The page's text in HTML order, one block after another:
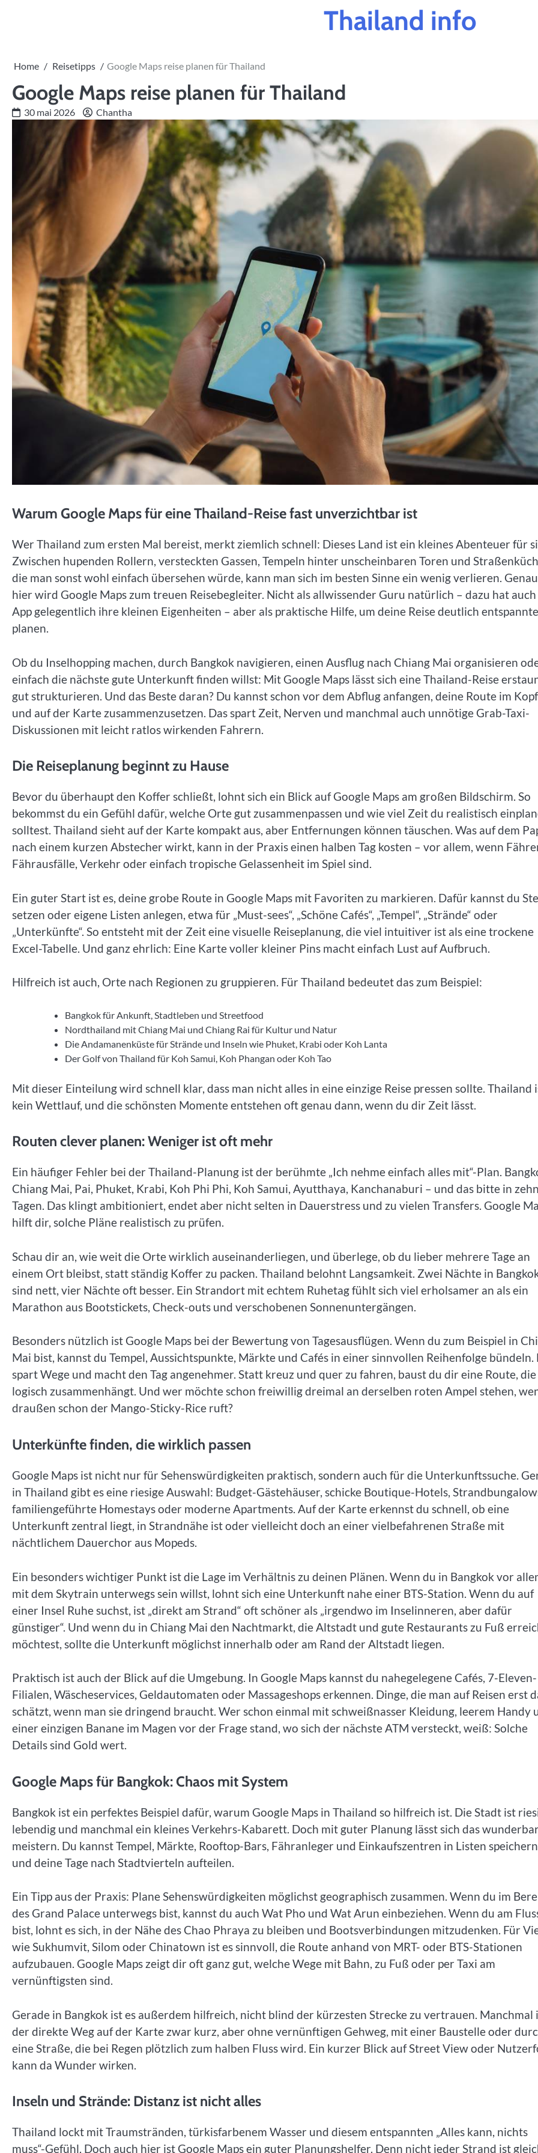
Thailand info
Home Reisetipps Google Maps reise planen für Thailand
Google Maps reise planen für Thailand
30 mai 2026 Chantha
Warum Google Maps für eine Thailand-Reise fast unverzichtbar ist
Wer Thailand zum ersten Mal bereist, merkt ziemlich schnell: Dieses Land ist ein kleines Abenteuer für
Zwischen hupenden Rollern, versteckten Gassen, Tempeln hinter unscheinbaren Toren und
die man sonst wohl einfach übersehen würde, kann man sich im besten Sinne ein wenig verlieren. Genau
hier wird Google Maps zum treuen Reisebegleiter. Nicht als allwissender Guru natürlich – dazu hat
App gelegentlich ihre kleinen Eigenheiten – aber als praktische Hilfe, um deine Reise deutlich
planen.
Ob du Inselhopping machen, durch Bangkok navigieren, einen Ausflug nach Chiang Mai organisieren
einfach die nächste gute Unterkunft finden willst: Mit Google Maps lässt sich eine Thailand-Reise
gut strukturieren. Und das Beste daran? Du kannst schon vor dem Abflug anfangen, deine Route im Kopf
und auf der Karte zusammenzusetzen. Das spart Zeit, Nerven und manchmal auch unnötige Grab-Taxi-
Diskussionen mit leicht ratlos wirkenden Fahrern.
Die Reiseplanung beginnt zu Hause
Bevor du überhaupt den Koffer schließt, lohnt sich ein Blick auf Google Maps am großen Bildschirm. So
bekommst du ein Gefühl dafür, welche Orte gut zusammenpassen und wie viel Zeit du realistisch
solltest. Thailand sieht auf der Karte kompakt aus, aber Entfernungen können täuschen. Was auf dem
nach einem kurzen Abstecher wirkt, kann in der Praxis einen halben Tag kosten – vor allem, wenn
Fährausfälle, Verkehr oder einfach tropische Gelassenheit im Spiel sind.
Ein guter Start ist es, deine grobe Route in Google Maps mit Favoriten zu markieren. Dafür kannst du
setzen oder eigene Listen anlegen, etwa für „Must-sees“, „Schöne Cafés“, „Tempel“, „Strände“ oder
„Unterkünfte“. So entsteht mit der Zeit eine visuelle Reiseplanung, die viel intuitiver ist als eine trockene
Excel-Tabelle. Und ganz ehrlich: Eine Karte voller kleiner Pins macht einfach Lust auf Aufbruch.
Hilfreich ist auch, Orte nach Regionen zu gruppieren. Für Thailand bedeutet das zum Beispiel:
Bangkok für Ankunft, Stadtleben und Streetfood
Nordthailand mit Chiang Mai und Chiang Rai für Kultur und Natur
Die Andamanenküste für Strände und Inseln wie Phuket, Krabi oder Koh Lanta
Der Golf von Thailand für Koh Samui, Koh Phangan oder Koh Tao
Mit dieser Einteilung wird schnell klar, dass man nicht alles in eine einzige Reise pressen sollte. Thailand
kein Wettlauf, und die schönsten Momente entstehen oft genau dann, wenn du dir Zeit lässt.
Routen clever planen: Weniger ist oft mehr
Ein häufiger Fehler bei der Thailand-Planung ist der berühmte „Ich nehme einfach alles mit“-Plan.
Chiang Mai, Pai, Phuket, Krabi, Koh Phi Phi, Koh Samui, Ayutthaya, Kanchanaburi – und das bitte in zehn
Tagen. Das klingt ambitioniert, endet aber nicht selten in Dauerstress und zu vielen Transfers. Google
hilft dir, solche Pläne realistisch zu prüfen.
Schau dir an, wie weit die Orte wirklich auseinanderliegen, und überlege, ob du lieber mehrere Tage an
einem Ort bleibst, statt ständig Koffer zu packen. Thailand belohnt Langsamkeit. Zwei Nächte in
sind nett, vier Nächte oft besser. Ein Strandort mit echtem Ruhetag fühlt sich viel erholsamer an als ein
Marathon aus Bootstickets, Check-outs und verschobenen Sonnenuntergängen.
Besonders nützlich ist Google Maps bei der Bewertung von Tagesausflügen. Wenn du zum Beispiel in
Mai bist, kannst du Tempel, Aussichtspunkte, Märkte und Cafés in einer sinnvollen Reihenfolge bündeln.
spart Wege und macht den Tag angenehmer. Statt kreuz und quer zu fahren, baust du dir eine Route, die
logisch zusammenhängt. Und wer möchte schon freiwillig dreimal an derselben roten Ampel stehen,
draußen schon der Mango-Sticky-Rice ruft?
Unterkünfte finden, die wirklich passen
Google Maps ist nicht nur für Sehenswürdigkeiten praktisch, sondern auch für die Unterkunftssuche.
in Thailand gibt es eine riesige Auswahl: Budget-Gästehäuser, schicke Boutique-Hotels,
familiengeführte Homestays oder moderne Apartments. Auf der Karte erkennst du schnell, ob eine
Unterkunft zentral liegt, in Strandnähe ist oder vielleicht doch an einer vielbefahrenen Straße mit
nächtlichem Dauerchor aus Mopeds.
Ein besonders wichtiger Punkt ist die Lage im Verhältnis zu deinen Plänen. Wenn du in Bangkok vor
mit dem Skytrain unterwegs sein willst, lohnt sich eine Unterkunft nahe einer BTS-Station. Wenn du auf
einer Insel Ruhe suchst, ist „direkt am Strand“ oft schöner als „irgendwo im Inselinneren, aber dafür
günstiger“. Und wenn du in Chiang Mai den Nachtmarkt, die Altstadt und gute Restaurants zu Fuß
möchtest, sollte die Unterkunft möglichst innerhalb oder am Rand der Altstadt liegen.
Praktisch ist auch der Blick auf die Umgebung. In Google Maps kannst du nahegelegene Cafés, 7-Eleven-
Filialen, Wäscheservices, Geldautomaten oder Massageshops erkennen. Dinge, die man auf Reisen erst
schätzt, wenn man sie dringend braucht. Wer schon einmal mit schweißnasser Kleidung, leerem Handy
einer einzigen Banane im Magen vor der Frage stand, wo sich der nächste ATM versteckt, weiß: Solche
Details sind Gold wert.
Google Maps für Bangkok: Chaos mit System
Bangkok ist ein perfektes Beispiel dafür, warum Google Maps in Thailand so hilfreich ist. Die Stadt ist
lebendig und manchmal ein kleines Verkehrs-Kabarett. Doch mit guter Planung lässt sich das
meistern. Du kannst Tempel, Märkte, Rooftop-Bars, Fähranleger und Einkaufszentren in Listen speichern
und deine Tage nach Stadtvierteln aufteilen.
Ein Tipp aus der Praxis: Plane Sehenswürdigkeiten möglichst geographisch zusammen. Wenn du im
des Grand Palace unterwegs bist, kannst du auch Wat Pho und Wat Arun einbeziehen. Wenn du am
bist, lohnt es sich, in der Nähe des Chao Phraya zu bleiben und Bootsverbindungen mitzudenken. Für
wie Sukhumvit, Silom oder Chinatown ist es sinnvoll, die Route anhand von MRT- oder BTS-Stationen
aufzubauen. Google Maps zeigt dir oft ganz gut, welche Wege mit Bahn, zu Fuß oder per Taxi am
vernünftigsten sind.
Gerade in Bangkok ist es außerdem hilfreich, nicht blind der kürzesten Strecke zu vertrauen. Manchmal
der direkte Weg auf der Karte zwar kurz, aber ohne vernünftigen Gehweg, mit einer Baustelle oder
eine Straße, die bei Regen plötzlich zum halben Fluss wird. Ein kurzer Blick auf Street View oder
kann da Wunder wirken.
Inseln und Strände: Distanz ist nicht alles
Thailand lockt mit Traumstränden, türkisfarbenem Wasser und diesem entspannten „Alles kann, nichts
muss“-Gefühl. Doch auch hier ist Google Maps ein guter Planungshelfer. Denn nicht jeder Strand ist